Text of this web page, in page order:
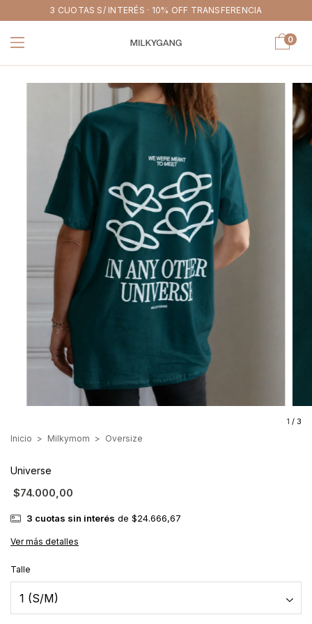
3 CUOTAS S/ INTERÉS · 10% OFF TRANSFERENCIA
0
1 / 3
Inicio > Milkymom > Oversize
Universe
$74.000,00
3 cuotas sin interés de $24.666,67
Ver más detalles
Talle